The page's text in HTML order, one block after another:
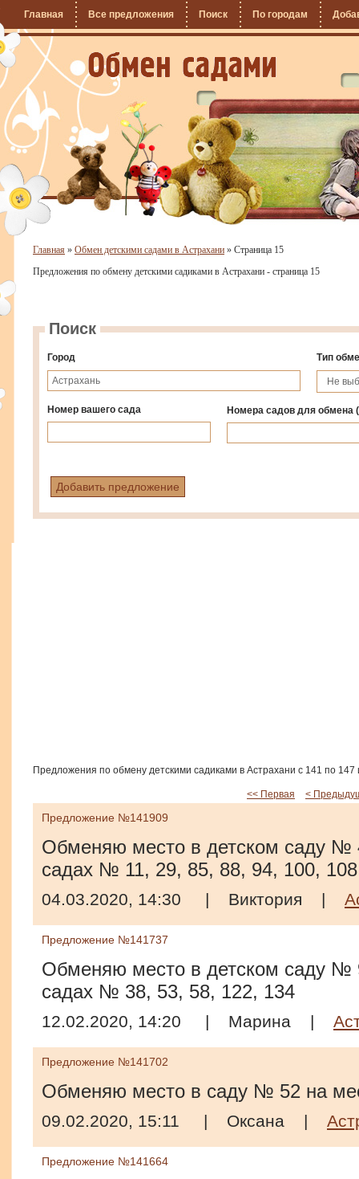
Главная Все предложения Поиск По городам
Главная » Обмен детскими садами в Астрахани » Страница 15
Предложения по обмену детскими садиками в Астрахани - страница 15
Поиск
Город Тип
Номер вашего сада Номера садов для обмена(
Добавить предложение
Предложения по обмену детскими садиками в Астрахани с 141 по 147
<< Первая <
Предложение №141909
Обменяю место в детском саду №
садах № 11, 29, 85, 88, 94, 100,
04.03.2020, 14:30 | Виктория |
Предложение №141737
Обменяю место в детском саду №
садах № 38, 53, 58, 122, 134
12.02.2020, 14:20 | Марина |
Предложение №141702
Обменяю место в саду № 52 на
09.02.2020, 15:11 | Оксана |
Предложение №141664